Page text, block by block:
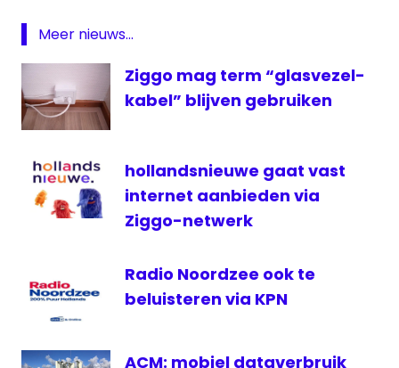
Pluspakket
televisie
Zender
van de
maand
Meer nieuws...
Ziggo mag term “glasvezel-
kabel” blijven gebruiken
hollandsnieuwe gaat vast
internet aanbieden via
Ziggo-netwerk
Radio Noordzee ook te
beluisteren via KPN
ACM: mobiel dataverbruik